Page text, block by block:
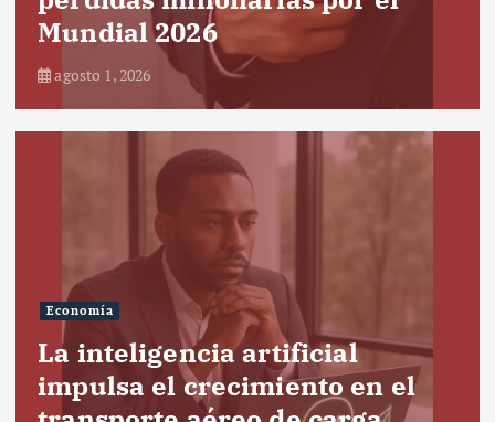
Mundial 2026
agosto 1, 2026
Economía
La inteligencia artificial
impulsa el crecimiento en el